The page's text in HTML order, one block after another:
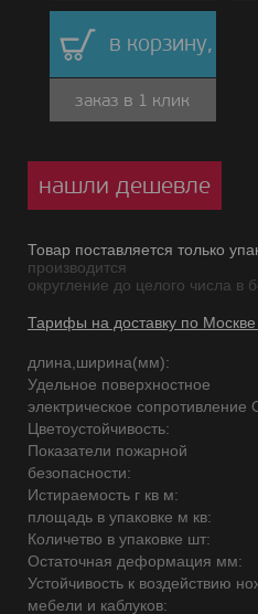
в корзину,
заказ в 1 клик
нашли дешевле
Товар поставляется только
производится
округление до целого числа в
Тарифы на доставку по
длина,ширина(мм):
Удельное поверхностное
электрическое сопротивление
Цветоустойчивость:
Показатели пожарной
безопасности:
Истираемость г кв м:
площадь в упаковке м кв:
Количетво в упаковке шт:
Остаточная деформация мм:
Устойчивость к воздействию
мебели и каблуков: